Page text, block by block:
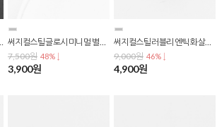
7,500원 48% ↓
3,900원
써지컬스틸 러블리 엔틱 화살표 하트 바벨 피어싱 P-0729
9,000원 46% ↓
4,900원